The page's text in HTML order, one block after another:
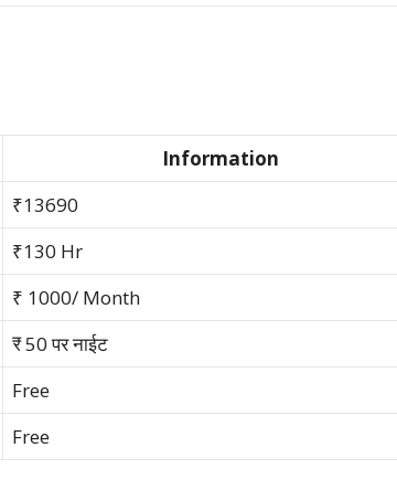
Information
₹13690
₹130 Hr
₹ 1000/ Month
₹ 50 पर नाईट
Free
Free